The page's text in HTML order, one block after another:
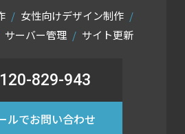
女性向けデザイン制作
サーバー管理 サイト更新
829-943
ルでお問い合わせ